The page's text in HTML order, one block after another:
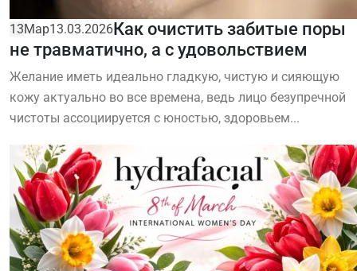
13Мар13.03.2026Как очистить забитые поры
не травматично, а с удовольствием
Желание иметь идеально гладкую, чистую и сияющую
кожу актуально во все времена, ведь лицо безупречной
чистоты ассоциируется с юностью, здоровьем...